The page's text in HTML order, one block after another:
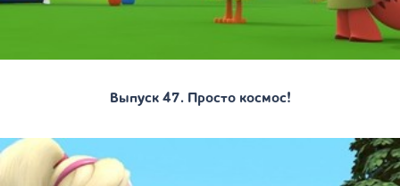
Выпуск 47. Просто космос!